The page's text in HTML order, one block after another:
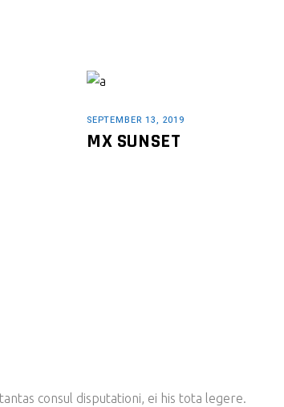
SEPTEMBER 13, 2019
MX SUNSET
consul disputationi, ei his tota legere.